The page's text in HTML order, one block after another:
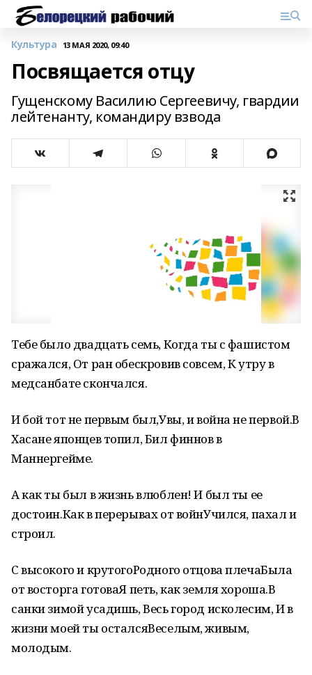
Культура 13 МАЯ 2020, 09:40
Посвящается отцу
Гущенскому Василию Сергеевичу, гвардии
лейтенанту, командиру взвода
Тебе было двадцать семь, Когда ты с фашистом
сражался, От ран обескровив совсем, К утру в
медсанбате скончался.
И бой тот не первым был,Увы, и война не первой.В
Хасане японцев топил, Бил финнов в
Маннергейме.
А как ты был в жизнь влюблен! И был ты ее
достоин.Как в перерывах от войнУчился, пахал и
строил.
С высокого и крутогоРодного отцова плечаБыла
от восторга готоваЯ петь, как земля хороша.В
санки зимой усадишь, Весь город исколесим, И в
жизни моей ты осталсяВеселым, живым,
молодым.